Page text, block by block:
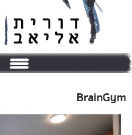
טיפולים
BrainGym